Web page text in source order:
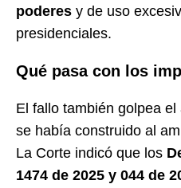
poderes y de uso
presidenciales.
Qué pasa con los
El fallo también golpea
se había construido al
La Corte indicó que los
1474 de 2025 y 044 de